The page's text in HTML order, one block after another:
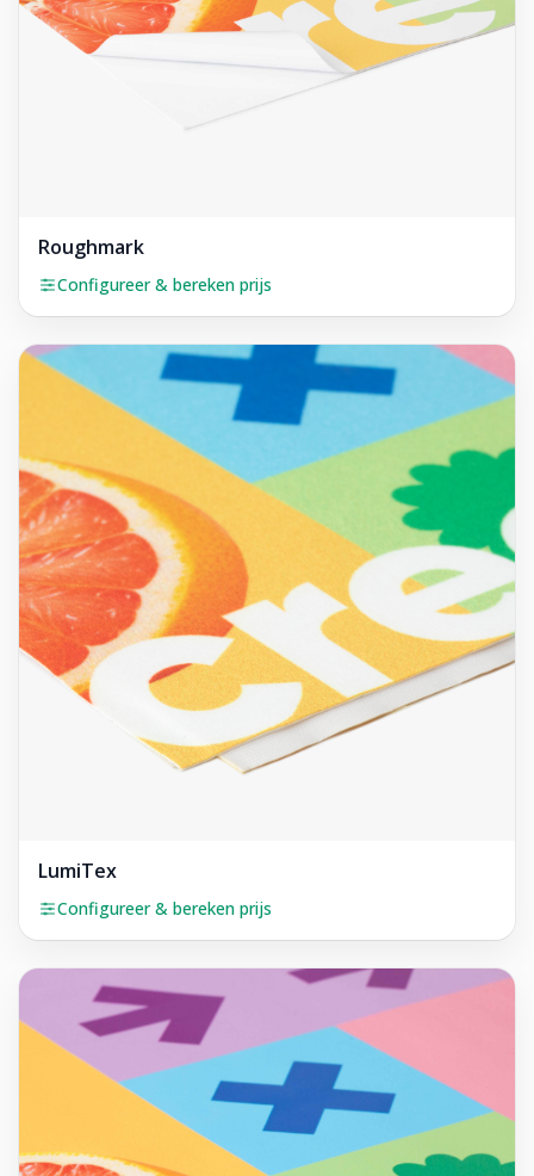
Roughmark
Configureer & bereken prijs
LumiTex
Configureer & bereken prijs